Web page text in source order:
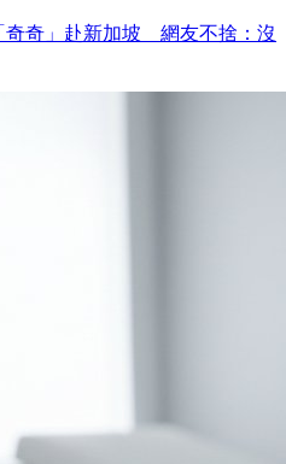
奇奇」赴新加坡 網友不捨：沒